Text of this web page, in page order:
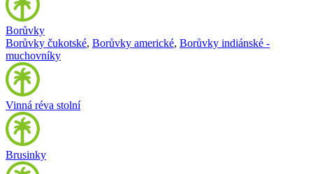
Borůvky
Borůvky čukotské, Borůvky americké, Borůvky indiánské -
muchovníky
Vinná réva stolní
Brusinky